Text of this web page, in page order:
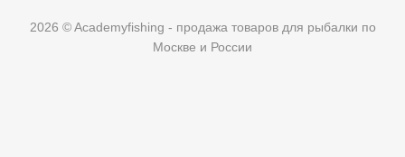
2026 © Academyfishing - продажа товаров для рыбалки по
Москве и России